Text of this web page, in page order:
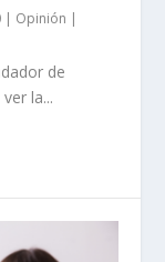
| Opinión |
de
la...